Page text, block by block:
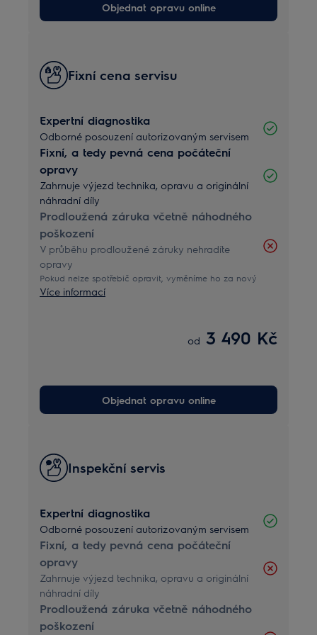
Objednat opravu online
Fixní cena servisu
Expertní diagnostika
Odborné posouzení autorizovaným servisem
Fixní, a tedy pevná cena počáteční
opravy
Zahrnuje výjezd technika, opravu a originální
náhradní díly
Prodloužená záruka včetně náhodného
poškození
V průběhu prodloužené záruky nehradíte
opravy
Pokud nelze spotřebič opravit, vyměníme ho za nový
Více informací
od 3 490 Kč
Objednat opravu online
Inspekční servis
Expertní diagnostika
Odborné posouzení autorizovaným servisem
Fixní, a tedy pevná cena počáteční
opravy
Zahrnuje výjezd technika, opravu a originální
náhradní díly
Prodloužená záruka včetně náhodného
poškození